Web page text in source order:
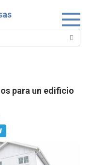
para un edificio